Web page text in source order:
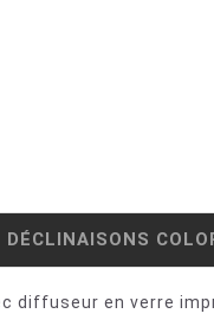
DÉCLINAISONS
diffuseur en verre